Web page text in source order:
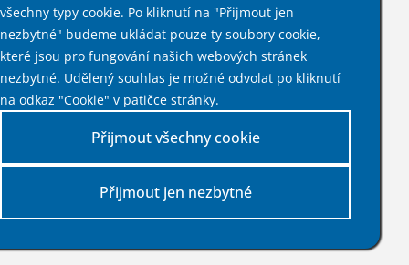
Informace
Mapa stránek
Prohlášení o přístupnosti
Prohlášení o použití cookies
všechny typy cookie. Po kliknutí na "Přijmout jen
nezbytné" budeme ukládat pouze ty soubory cookie,
které jsou pro fungování našich webových stránek
nezbytné. Udělený souhlas je možné odvolat po kliknutí
na odkaz "Cookie" v patičce stránky.
Přijmout všechny cookie
Přijmout jen nezbytné